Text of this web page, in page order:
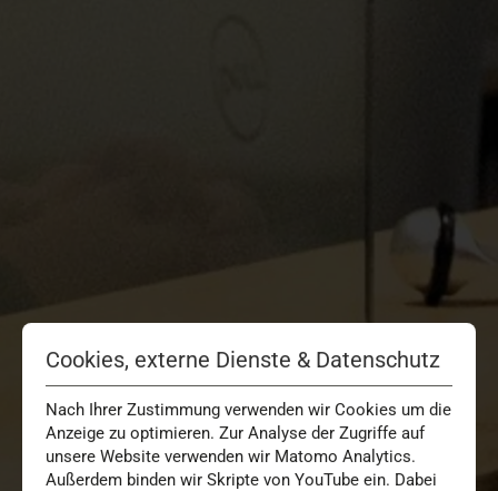
Cookies, externe Dienste & Datenschutz
Nach Ihrer Zustimmung verwenden wir Cookies um die
Anzeige zu optimieren. Zur Analyse der Zugriffe auf
unsere Website verwenden wir Matomo Analytics.
Außerdem binden wir Skripte von YouTube ein. Dabei